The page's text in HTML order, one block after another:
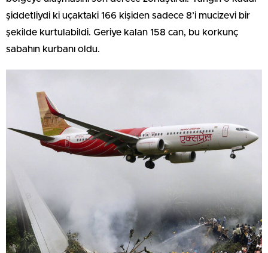
şiddetliydi ki uçaktaki 166 kişiden sadece 8’i mucizevi bir
şekilde kurtulabildi. Geriye kalan 158 can, bu korkunç
sabahın kurbanı oldu.